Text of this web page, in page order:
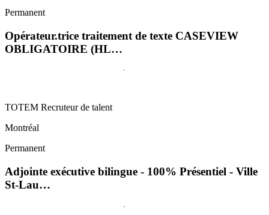
Permanent
Opérateur.trice traitement de texte CASEVIEW
OBLIGATOIRE (HL…
TOTEM Recruteur de talent
Montréal
Permanent
Adjointe exécutive bilingue - 100% Présentiel - Ville
St-Lau…